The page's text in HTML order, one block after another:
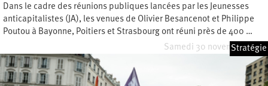
Dans le cadre des réunions publiques lancées par les Jeunesses
anticapitalistes (JA), les venues de Olivier Besancenot et Philippe
Poutou à Bayonne, Poitiers et Strasbourg ont réuni près de 400 …
Samedi 30 novembre 2024
Stratégie